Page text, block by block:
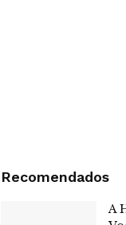
Recomendados
A